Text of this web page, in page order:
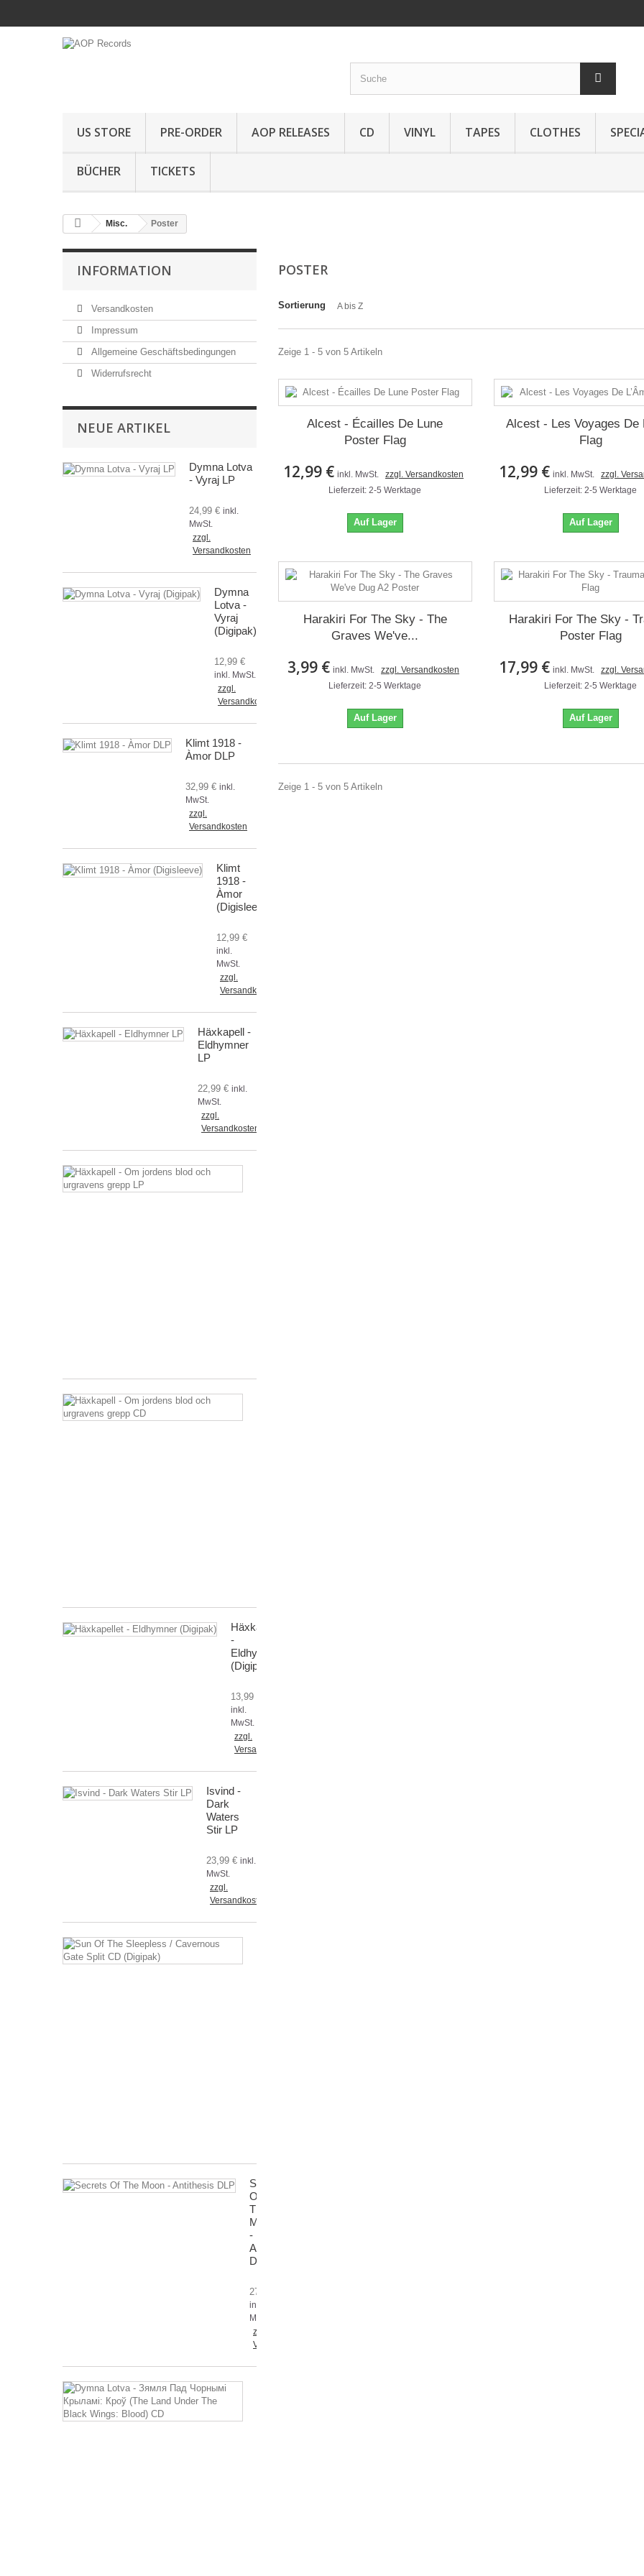
US STORE PRE-ORDER AOP RELEASES CD VINYL TAPES CLOTHES
BÜCHER TICKETS
Misc. Poster
INFORMATION
Versandkosten
Impressum
Allgemeine Geschäftsbedingungen
Widerrufsrecht
NEUE ARTIKEL
Dymna Lotva
- Vyraj LP
24,99 € inkl.
MwSt.
zzgl.
Versandkosten
Dymna
Lotva -
Vyraj
(Digipak)
12,99 €
inkl. MwSt.
zzgl.
Versandkosten
Klimt 1918 -
Àmor DLP
32,99 € inkl.
MwSt.
zzgl.
Versandkosten
Klimt
1918 -
Àmor
(Digisleeve)
12,99 €
inkl.
MwSt.
zzgl.
Versandkosten
Häxkapell -
Eldhymner
LP
22,99 € inkl.
MwSt.
zzgl.
Versandkosten
Häxkapellet
-
Eldhymner
(Digipak)
13,99 €
inkl.
MwSt.
zzgl.
Versandkosten
Isvind -
Dark
Waters
Stir LP
23,99 € inkl.
MwSt.
zzgl.
Versandkosten
Secrets
Of
The
Moon
-
Antithesis
DLP
27,99 €
inkl.
MwSt.
zzgl.
Versandkosten
POSTER
Sortierung A bis Z
Zeige 1 - 5 von 5 Artikeln
Alcest - Écailles De Lune
Poster Flag
12,99 € inkl. MwSt.
zzgl. Versandkosten
Lieferzeit: 2-5 Werktage
Auf Lager
Alcest - Les Voyages De
Flag
12,99 € inkl. MwSt.
zzgl.
Lieferzeit: 2-5 Werktage
Auf Lager
Harakiri For The Sky - The
Graves We've...
3,99 € inkl. MwSt.
zzgl. Versandkosten
Lieferzeit: 2-5 Werktage
Auf Lager
Harakiri For The Sky -
Poster Flag
17,99 € inkl. MwSt.
zzgl.
Lieferzeit: 2-5 Werktage
Auf Lager
Zeige 1 - 5 von 5 Artikeln